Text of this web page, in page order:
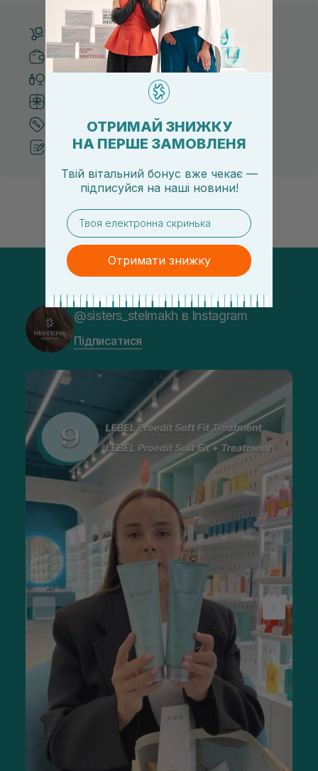
Безкоштовна доставка від 3000 UAH
Безпечні способи оплати
Тільки оригінальна косметика
Система бонусів та лояльності
Кращі ціни та топ товари
Рекомендації від косметологів
@sisters_stelmakh в Instagram
Підписатися
ОТРИМАЙ ЗНИЖКУ
НА ПЕРШЕ ЗАМОВЛЕНЯ
Твій вітальний бонус вже чекає —
підписуйся на наші новини!
email
Отримати знижку